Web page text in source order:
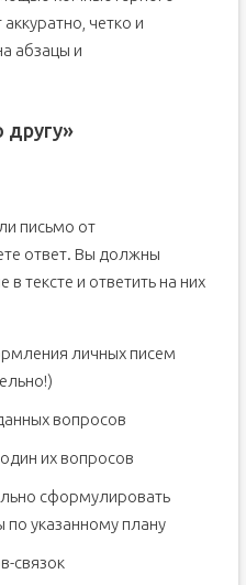
четко и
абзацы и
письмо от
ответ. Вы должны
тексте и ответить на них
личных писем
вопросов
их вопросов
сформулировать
по указанному плану
связок